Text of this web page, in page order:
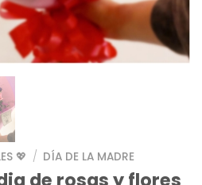
💖 / DÍA DE LA MADRE